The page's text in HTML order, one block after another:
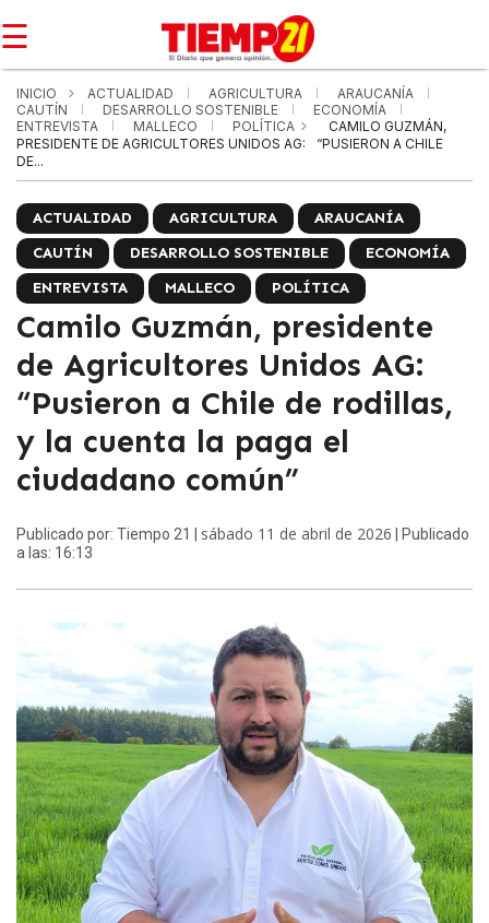
☰
INICIO ACTUALIDAD AGRICULTURA
ARAUCANÍA
CAUTÍN
DESARROLLO SOSTENIBLE
ECONOMÍA
ENTREVISTA
MALLECO POLÍTICA
CAMILO GUZMÁN,
PRESIDENTE DE AGRICULTORES UNIDOS AG: “PUSIERON A CHILE
DE...
ACTUALIDAD AGRICULTURA
ARAUCANÍA
CAUTÍN
DESARROLLO SOSTENIBLE
ECONOMÍA
ENTREVISTA
MALLECO POLÍTICA
Camilo Guzmán, presidente
de Agricultores Unidos AG:
“Pusieron a Chile de rodillas,
y la cuenta la paga el
ciudadano común”
Publicado por: Tiempo 21 | sábado 11 de abril de 2026 | Publicado
a las: 16:13